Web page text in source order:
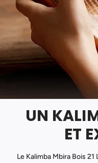
UN
ET
Le Kalimba Mbira Bois